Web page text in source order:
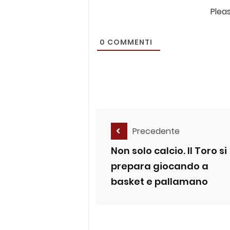
0 COMMENTI
Precedente
Non solo calcio. Il Toro si
prepara giocando a
basket e pallamano